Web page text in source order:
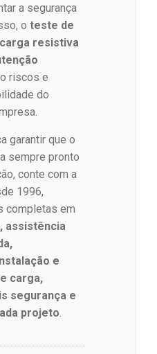
a segurança
o teste de
carga resistiva
riscos e
do
garantir que o
sempre pronto
conte com a
1996,
completas em
assistência
e
carga,
segurança e
projeto